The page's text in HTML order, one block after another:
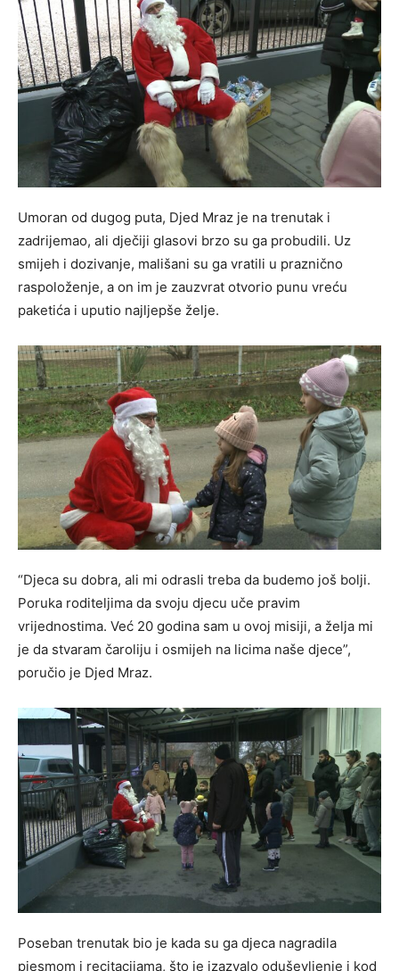
Umoran od dugog puta, Djed Mraz je na trenutak i
zadrijemao, ali dječiji glasovi brzo su ga probudili. Uz
smijeh i dozivanje, mališani su ga vratili u praznično
raspoloženje, a on im je zauzvrat otvorio punu vreću
paketića i uputio najljepše želje.
“Djeca su dobra, ali mi odrasli treba da budemo još bolji.
Poruka roditeljima da svoju djecu uče pravim
vrijednostima. Već 20 godina sam u ovoj misiji, a želja mi
je da stvaram čaroliju i osmijeh na licima naše djece”,
poručio je Djed Mraz.
Poseban trenutak bio je kada su ga djeca nagradila
pjesmom i recitacijama, što je izazvalo oduševljenje i kod